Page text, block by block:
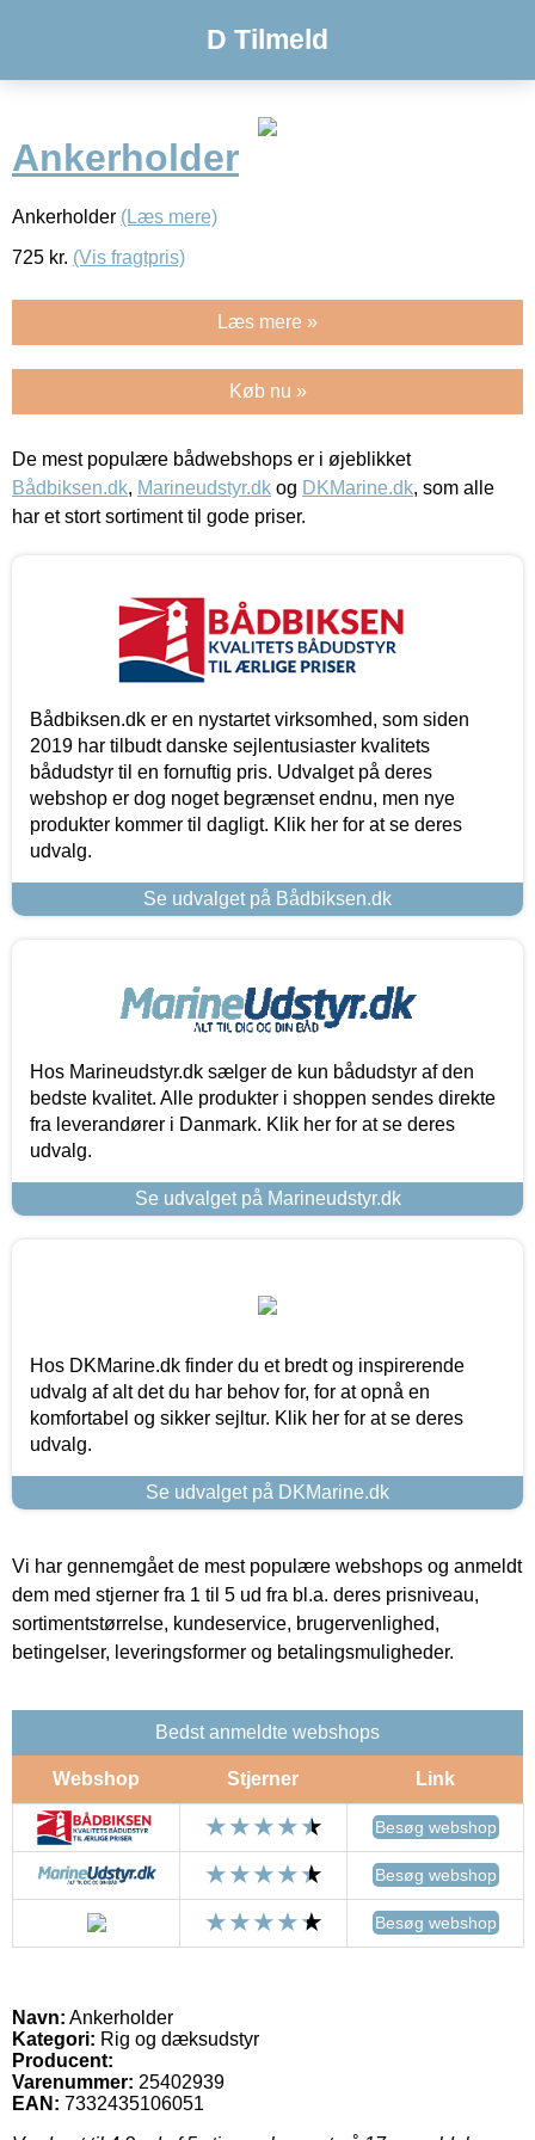
D Tilmeld
Ankerholder
Ankerholder (Læs mere)
725 kr. (Vis fragtpris)
Læs mere »
Køb nu »
De mest populære bådwebshops er i øjeblikket
Bådbiksen.dk, Marineudstyr.dk og DKMarine.dk, som alle
har et stort sortiment til gode priser.
Bådbiksen.dk er en nystartet virksomhed, som siden
2019 har tilbudt danske sejlentusiaster kvalitets
bådudstyr til en fornuftig pris. Udvalget på deres
webshop er dog noget begrænset endnu, men nye
produkter kommer til dagligt. Klik her for at se deres
udvalg.
Se udvalget på Bådbiksen.dk
Hos Marineudstyr.dk sælger de kun bådudstyr af den
bedste kvalitet. Alle produkter i shoppen sendes direkte
fra leverandører i Danmark. Klik her for at se deres
udvalg.
Se udvalget på Marineudstyr.dk
Hos DKMarine.dk finder du et bredt og inspirerende
udvalg af alt det du har behov for, for at opnå en
komfortabel og sikker sejltur. Klik her for at se deres
udvalg.
Se udvalget på DKMarine.dk
Vi har gennemgået de mest populære webshops og anmeldt
dem med stjerner fra 1 til 5 ud fra bl.a. deres prisniveau,
sortimentstørrelse, kundeservice, brugervenlighed,
betingelser, leveringsformer og betalingsmuligheder.
Bedst anmeldte webshops
Webshop Stjerner Link
Besøg webshop
Besøg webshop
Besøg webshop
Navn: Ankerholder
Kategori: Rig og dæksudstyr
Producent:
Varenummer: 25402939
EAN: 7332435106051